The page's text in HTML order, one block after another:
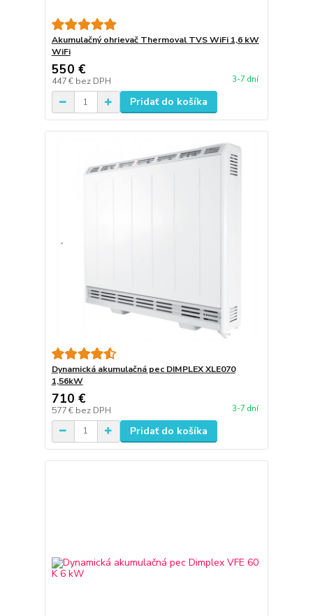
Akumulačný ohrievač Thermoval TVS WiFi 1,6 kW
WiFi
550 €
447 € bez DPH 3-7 dní
Pridať do košíka
Dynamická akumulačná pec DIMPLEX XLE070
1,56kW
710 €
577 € bez DPH 3-7 dní
Pridať do košíka